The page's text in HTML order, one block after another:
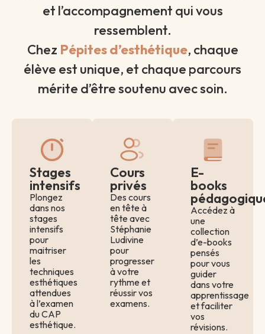
et l’accompagnement qui vous
ressemblent.
Chez Pépites d’esthétique, chaque
élève est unique, et chaque parcours
mérite d’être soutenu avec soin.
Stages
intensifs
Plongez
dans nos
stages
intensifs
pour
maitriser
les
techniques
esthétiques
attendues
à l’examen
du CAP
esthétique.
Cours
privés
Des cours
en tête à
tête avec
Stéphanie
Ludivine
pour
progresser
à votre
rythme et
réussir vos
examens.
E-
books
Accédez à
une
collection
d’e-books
pensés
pour vous
guider
dans votre
apprentissage
et faciliter
vos
révisions.